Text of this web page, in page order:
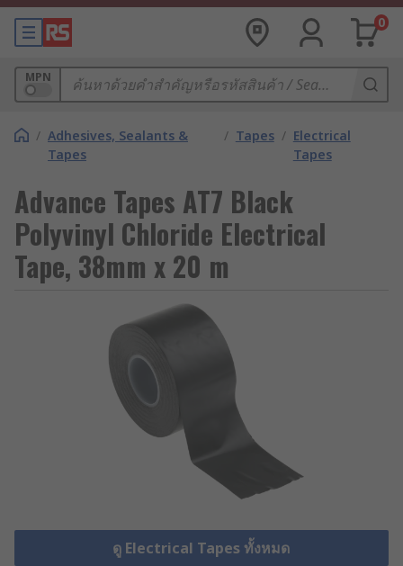
0
MPN
/ Adhesives, Sealants &
Tapes
/ Tapes / Electrical
Tapes
Advance Tapes AT7 Black
Polyvinyl Chloride Electrical
Tape, 38mm x 20 m
ดู Electrical Tapes ทั้งหมด